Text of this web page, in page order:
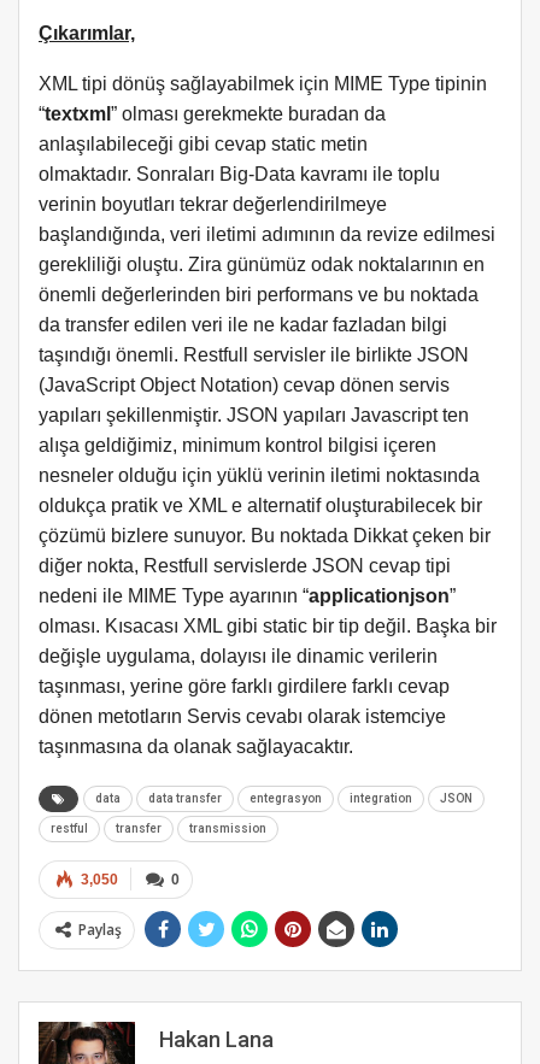
Çıkarımlar,
XML tipi dönüş sağlayabilmek için MIME Type tipinin
“textxml ” olması gerekmekte buradan da
anlaşılabileceği gibi cevap static metin
olmaktadır. Sonraları Big-Data kavramı ile toplu
verinin boyutları tekrar değerlendirilmeye
başlandığında, veri iletimi adımının da revize edilmesi
gerekliliği oluştu. Zira günümüz odak noktalarının en
önemli değerlerinden biri performans ve bu noktada
da transfer edilen veri ile ne kadar fazladan bilgi
taşındığı önemli. Restfull servisler ile birlikte JSON
(JavaScript Object Notation) cevap dönen servis
yapıları şekillenmiştir. JSON yapıları Javascript ten
alışa geldiğimiz, minimum kontrol bilgisi içeren
nesneler olduğu için yüklü verinin iletimi noktasında
oldukça pratik ve XML e alternatif oluşturabilecek bir
çözümü bizlere sunuyor. Bu noktada Dikkat çeken bir
diğer nokta, Restfull servislerde JSON cevap tipi
nedeni ile MIME Type ayarının “applicationjson”
olması. Kısacası XML gibi static bir tip değil. Başka bir
değişle uygulama, dolayısı ile dinamic verilerin
taşınması, yerine göre farklı girdilere farklı cevap
dönen metotların Servis cevabı olarak istemciye
taşınmasına da olanak sağlayacaktır.
data data transfer entegrasyon integration JSON
restful transfer transmission
0
3,050
Paylaş
Hakan Lana